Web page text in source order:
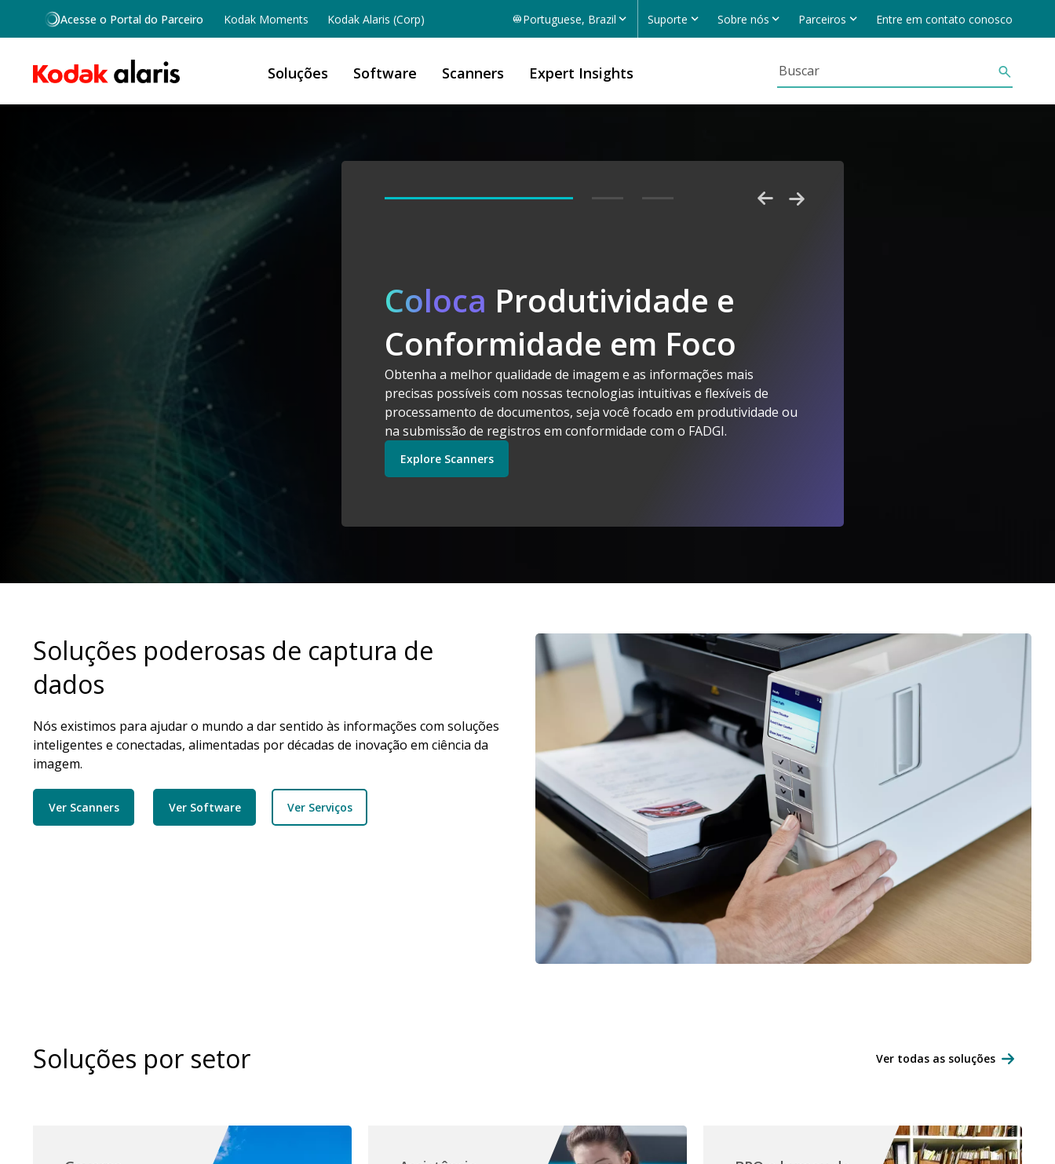
Skip to main content
Acesse o Portal do Parceiro Kodak Moments Kodak Alaris (Corp) Portuguese, Brazil Suporte Sobre nós Parceiros Entre em contato conosco
Soluções Software Scanners Expert Insights
Coloca Produtividade e
Conformidade em Foco
Obtenha a melhor qualidade de imagem e as informações mais
precisas possíveis com nossas tecnologias intuitivas e flexíveis de
processamento de documentos, seja você focado em produtividade ou
na submissão de registros em conformidade com o FADGI.
Explore Scanners
Comece a usar
Desbloqueie
A Kodak
Alaris faz sentido
Explore Software
Soluções poderosas de captura de
dados
Nós existimos para ajudar o mundo a dar sentido às informações com soluções
inteligentes e conectadas, alimentadas por décadas de inovação em ciência da
imagem.
Ver Scanners Ver Software Ver Serviços
Imagem
Soluções por setor Ver todas as soluções